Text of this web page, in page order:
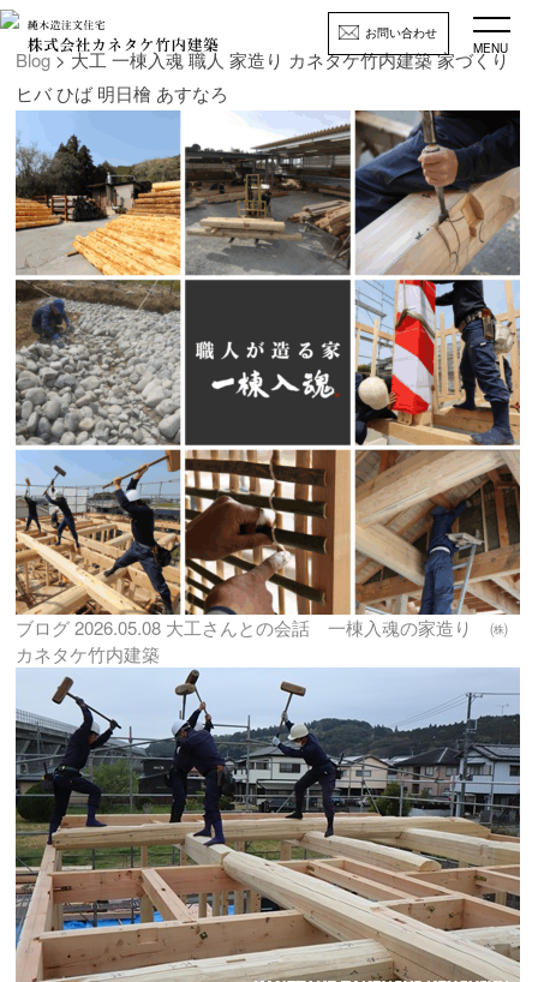
お問い合わせ
MENU
Blog> 大工 一棟入魂 職人 家造り カネタケ竹内建築 家づくり
ヒバ ひば 明日檜 あすなろ
ブログ2026.05.08 大工さんとの会話 一棟入魂の家造り ㈱
カネタケ竹内建築